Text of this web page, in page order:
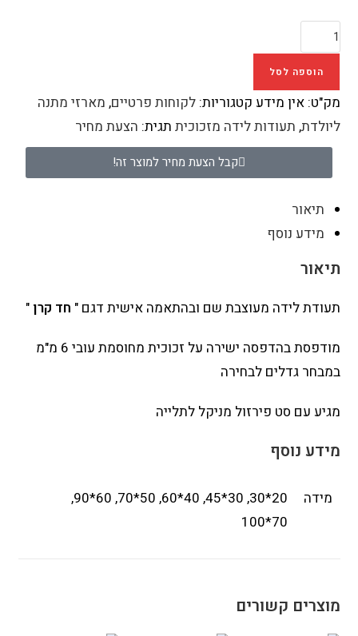
הוספה לסל
מק"ט:אין מידע קטגוריות:לקוחות פרטיים, מארזי מתנה
ליולדת, תעודות לידה מזכוכית תגית: הצעת מחיר
קבל הצעת מחיר למוצר זה!
תיאור
מידע נוסף
תיאור
תעודת לידה מעוצבת שם ובהתאמה אישית דגם " חד קרן"
מודפסת בהדפסה ישירה על זכוכית מחוסמת עובי 6 מ"מ
במבחר גדלים לבחירה
מגיע עם סט פירזול מניקל לתלייה
מידע נוסף
מידה
20*30, 30*45, 40*60, 50*70, 60*90,
70*100
מוצרים קשורים